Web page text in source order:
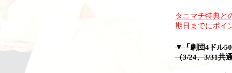
タニマチ特典と
期日までにポイ
▼「劇団4ドル
（3/24、3/31共